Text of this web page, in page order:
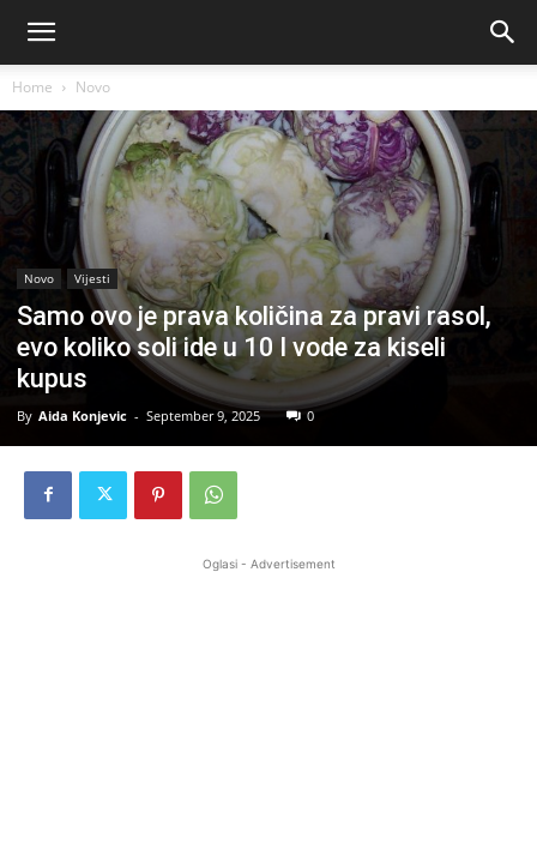
Home Novo
Novo Vijesti
Samo ovo je prava količina za pravi rasol,
evo koliko soli ide u 10 l vode za kiseli
kupus
By Aida Konjevic - September 9, 2025 0
Oglasi - Advertisement